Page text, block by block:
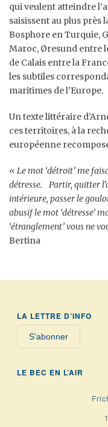
qui veulent atteindre
saisissent au plus près
Bosphore en Turquie,
Maroc, Øresund entre
de Calais entre la
les subtiles
maritimes de l’Europe.
Un texte littéraire
ces territoires, à la
européenne
« Le mot ‘détroit’ me
détresse. Partir, quitter
intérieure, passer le
abusif le mot ‘détresse’
‘étranglement’ vous ne
Bertina
LA LETTRE D’INFO
S'abonner
LE BEC EN L’AIR